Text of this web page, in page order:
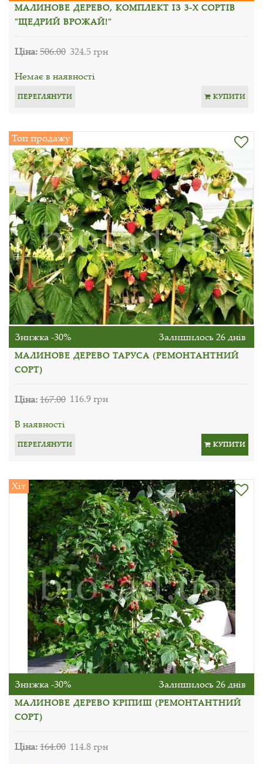
МАЛИНОВЕ ДЕРЕВО, КОМПЛЕКТ ІЗ 3-Х СОРТІВ
"ЩЕДРИЙ ВРОЖАЙ!"
Ціна:506.00 324.5 грн
Немає в наявності
ПЕРЕГЛЯНУТИ КУПИТИ
Топ продажу
Знижка -30% Залишилось 26 днів
МАЛИНОВЕ ДЕРЕВО ТАРУСА (РЕМОНТАНТНИЙ
СОРТ)
Ціна:167.00 116.9 грн
В наявності
ПЕРЕГЛЯНУТИ КУПИТИ
Хіт
Знижка -30% Залишилось 26 днів
МАЛИНОВЕ ДЕРЕВО КРІПИШ (РЕМОНТАНТНИЙ
СОРТ)
Ціна:164.00 114.8 грн